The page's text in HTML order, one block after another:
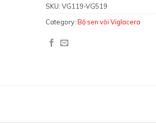
SKU:VG119-VG519
Category:Bộ sen vòi Viglacera